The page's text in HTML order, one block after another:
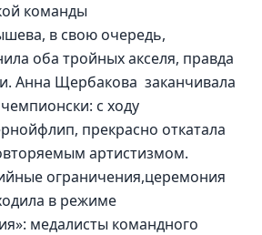
команды
в свою очередь,
оба тройных акселя, правда
Анна Щербакова  заканчивала
с ходу
прекрасно откатала
артистизмом.
ограничения,церемония
в режиме
медалисты командного